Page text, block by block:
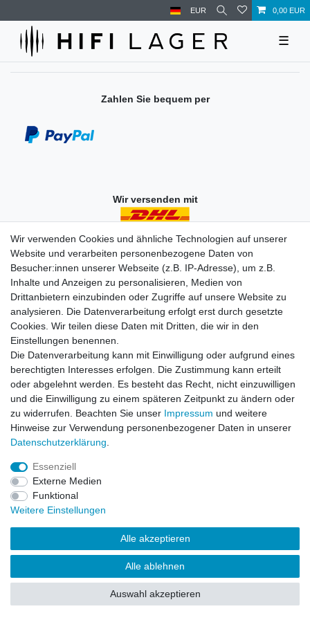
EUR 0,00 EUR
☰
Zahlen Sie bequem per
Wir versenden mit
Einkaufen
Zahlungsarten
Versandarten & -kosten
Widerrufsrecht
Warenkorb
Zur Kasse
Vertrag widerrufen
Mein Konto
Registrieren
Login
Unternehmen
Datenschutzerklärung
AGB
Wir verwenden Cookies und ähnliche Technologien auf unserer
Website und verarbeiten personenbezogene Daten von
Besucher:innen unserer Webseite (z.B. IP-Adresse), um z.B.
Inhalte und Anzeigen zu personalisieren, Medien von
Drittanbietern einzubinden oder Zugriffe auf unsere Website zu
analysieren. Die Datenverarbeitung erfolgt erst durch gesetzte
Cookies. Wir teilen diese Daten mit Dritten, die wir in den
Einstellungen benennen.
Die Datenverarbeitung kann mit Einwilligung oder aufgrund eines
berechtigten Interesses erfolgen. Die Zustimmung kann erteilt
oder abgelehnt werden. Es besteht das Recht, nicht einzuwilligen
und die Einwilligung zu einem späteren Zeitpunkt zu ändern oder
zu widerrufen. Beachten Sie unser Impressum und weitere
Hinweise zur Verwendung personenbezogener Daten in unserer
Daten­schutz­erklärung
Essenziell
Externe Medien
Funktional
Weitere Einstellungen
Alle akzeptieren
Alle ablehnen
Auswahl akzeptieren